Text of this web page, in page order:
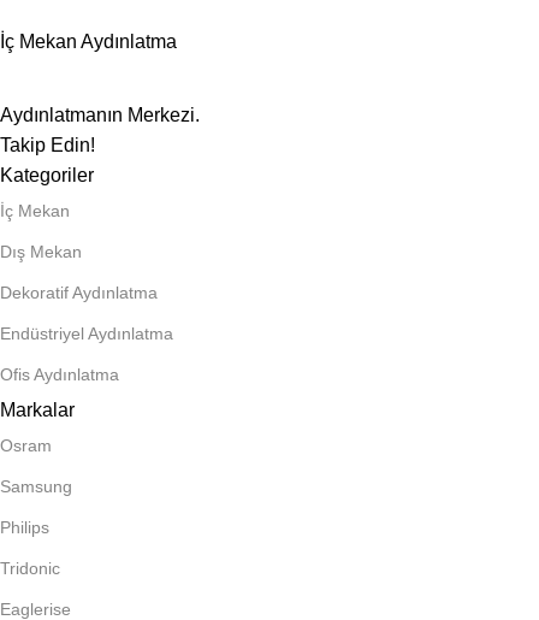
İç Mekan Aydınlatma
Aydınlatmanın Merkezi.
Takip Edin!
Kategoriler
İç Mekan
Dış Mekan
Dekoratif Aydınlatma
Endüstriyel Aydınlatma
Ofis Aydınlatma
Markalar
Osram
Samsung
Philips
Tridonic
Eaglerise